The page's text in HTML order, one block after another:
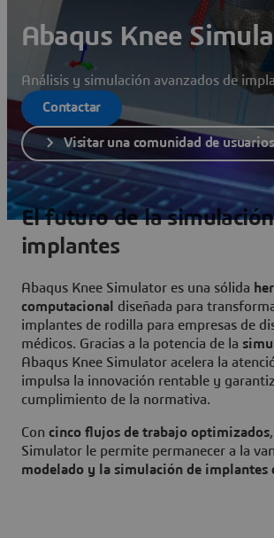
Abaqus Knee
Análisis y simulación avanzados de
Contactar
Visitar una comunidad de
El futuro de la
implantes
Abaqus Knee Simulator es una sólida
computacional
diseñada para
implantes de rodilla para empresas de
médicos. Gracias a la potencia de la
Abaqus Knee Simulator acelera la
impulsa la innovación rentable y
cumplimiento de la normativa.
Con cinco flujos de trabajo optimizados
Simulator le permite permanecer a la
modelado y la simulación de implantes